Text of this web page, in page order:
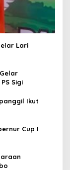
Lari
Sigi
Ikut
Cup I